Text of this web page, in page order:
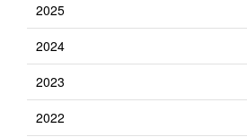
2025
2024
2023
2022